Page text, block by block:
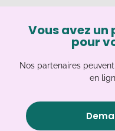
Vous avez
pour
Nos partenaires
en